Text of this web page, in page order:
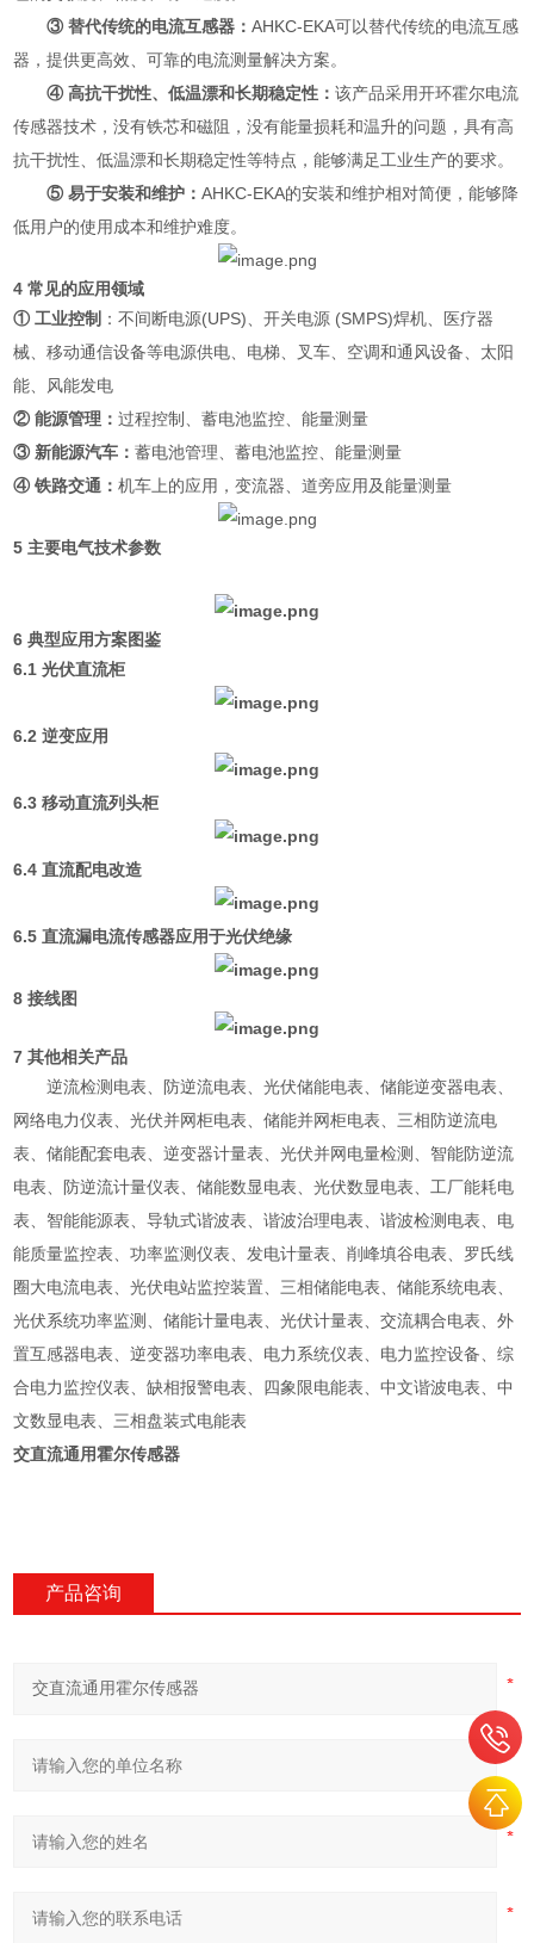
③ 替代传统的电流互感器：AHKC-EKA可以替代传统的电流互感
器，提供更高效、可靠的电流测量解决方案。
④ 高抗干扰性、低温漂和长期稳定性：该产品采用开环霍尔电流
传感器技术，没有铁芯和磁阻，没有能量损耗和温升的问题，具有高
抗干扰性、低温漂和长期稳定性等特点，能够满足工业生产的要求。
⑤ 易于安装和维护：AHKC-EKA的安装和维护相对简便，能够降
低用户的使用成本和维护难度。
4 常见的应用领域
① 工业控制 ：不间断电源(UPS)、开关电源 (SMPS)焊机、医疗器
械、移动通信设备等电源供电、电梯、叉车、空调和通风设备、太阳
能、风能发电
② 能源管理：过程控制、蓄电池监控、能量测量
③ 新能源汽车：蓄电池管理、蓄电池监控、能量测量
④ 铁路交通：机车上的应用，变流器、道旁应用及能量测量
5 主要电气技术参数
6 典型应用方案图鉴
6.1 光伏直流柜
6.2 逆变应用
6.3 移动直流列头柜
6.4 直流配电改造
6.5 直流漏电流传感器应用于光伏绝缘
8 接线图
7 其他相关产品
逆流检测电表、防逆流电表、光伏储能电表、储能逆变器电表、
网络电力仪表、光伏并网柜电表、储能并网柜电表、三相防逆流电
表、储能配套电表、逆变器计量表、光伏并网电量检测、智能防逆流
电表、防逆流计量仪表、储能数显电表、光伏数显电表、工厂能耗电
表、智能能源表、导轨式谐波表、谐波治理电表、谐波检测电表、电
能质量监控表、功率监测仪表、发电计量表、削峰填谷电表、罗氏线
圈大电流电表、光伏电站监控装置、三相储能电表、储能系统电表、
光伏系统功率监测、储能计量电表、光伏计量表、交流耦合电表、外
置互感器电表、逆变器功率电表、电力系统仪表、电力监控设备、综
合电力监控仪表、缺相报警电表、四象限电能表、中文谐波电表、中
文数显电表、三相盘装式电能表
交直流通用霍尔传感器
产品咨询